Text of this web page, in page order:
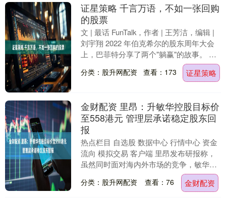
证星策略 千言万语，不如一张回购
的股票
文 | 最话 FunTalk，作者 | 王芳洁，编辑 |
刘宇翔 2022 年伯克希尔的股东周年大会
上，巴菲特分享了两个"躺赢"的故事。 一
分类：股升网配资 查看：173 证星策略
金财配资 里昂：升敏华控股目标价
至558港元 管理层承诺稳定股东回
报
热点栏目 自选股 数据中心 行情中心 资金
流向 模拟交易 客户端 里昂发布研报称，
虽然同时面对海内外市场的竞争，敏华控
股（01999）2026财年上半年净利润仍....
分类：股升网配资 查看：76 金财配资